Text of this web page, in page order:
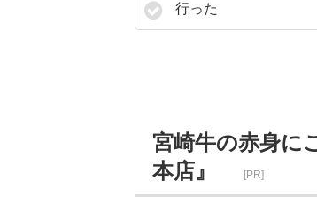
行った
宮崎牛の赤身に
本店』
[PR]